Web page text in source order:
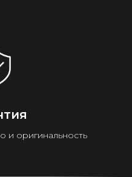
и оригинальность